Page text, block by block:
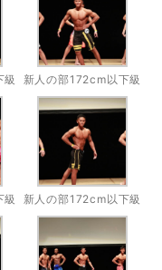
級 新人の部172cm以下級
級 新人の部172cm以下級